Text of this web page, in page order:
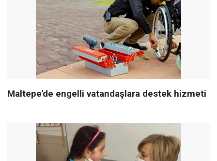
Maltepe'de engelli vatandaşlara destek hizmeti